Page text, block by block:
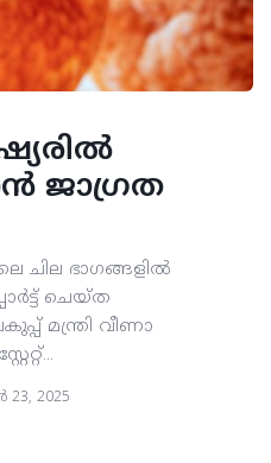
ജാഗ്രത
ചില ഭാഗങ്ങളിൽ
ചെയ്ത
മന്ത്രി വീണാ
2025